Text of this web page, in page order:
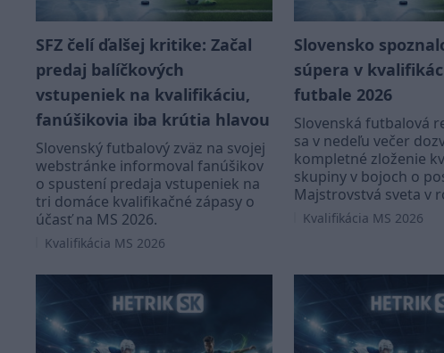
SFZ čelí ďalšej kritike: Začal
predaj balíčkových
vstupeniek na kvalifikáciu,
fanúšikovia iba krútia hlavou
Slovenský futbalový zväz na svojej
webstránke informoval fanúšikov
o spustení predaja vstupeniek na
tri domáce kvalifikačné zápasy o
účasť na MS 2026.
Kvalifikácia MS 2026
Slovensko
súpera v
futbale 2026
Slovenská futbalová
sa v nedeľu večer
kompletné zloženie
skupiny v bojoch o
Majstrovstvá sveta v
Kvalifikácia MS 2026